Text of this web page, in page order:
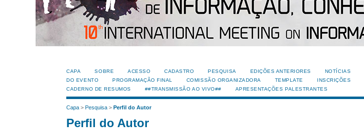
CAPA SOBRE ACESSO CADASTRO PESQUISA EDIÇÕES ANTERIORES NOTÍCIAS
DO EVENTO
PROGRAMAÇÃO FINAL COMISSÃO ORGANIZADORA TEMPLATE INSCRIÇÕES
CADERNO DE RESUMOS
##TRANSMISSÃO AO VIVO## APRESENTAÇÕES PALESTRANTES
Capa >Pesquisa >Perfil do Autor
Perfil do Autor